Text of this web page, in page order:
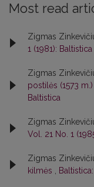
Most read
Zigmas
1 (1981): Baltistica
Zigmas
postilės (1573
Baltistica
Zigmas
Vol. 21 No. 1
Zigmas
kilmės